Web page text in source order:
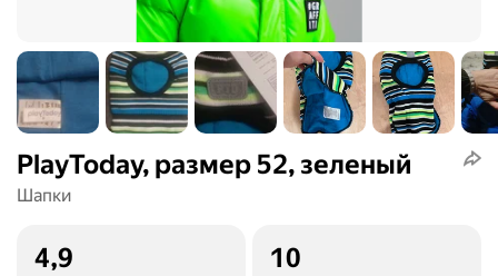
PlayToday, размер 52, зеленый
Шапки
4,9 10